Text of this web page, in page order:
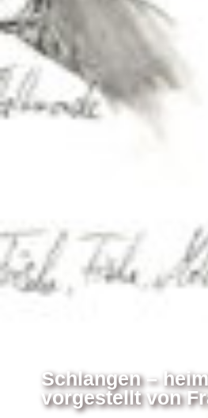
Schlangen –
vorgestellt von